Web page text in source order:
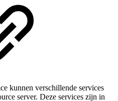
kunnen verschillende services
server. Deze services zijn in